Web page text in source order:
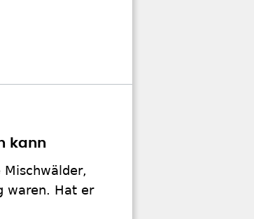
kann
waren. Hat er